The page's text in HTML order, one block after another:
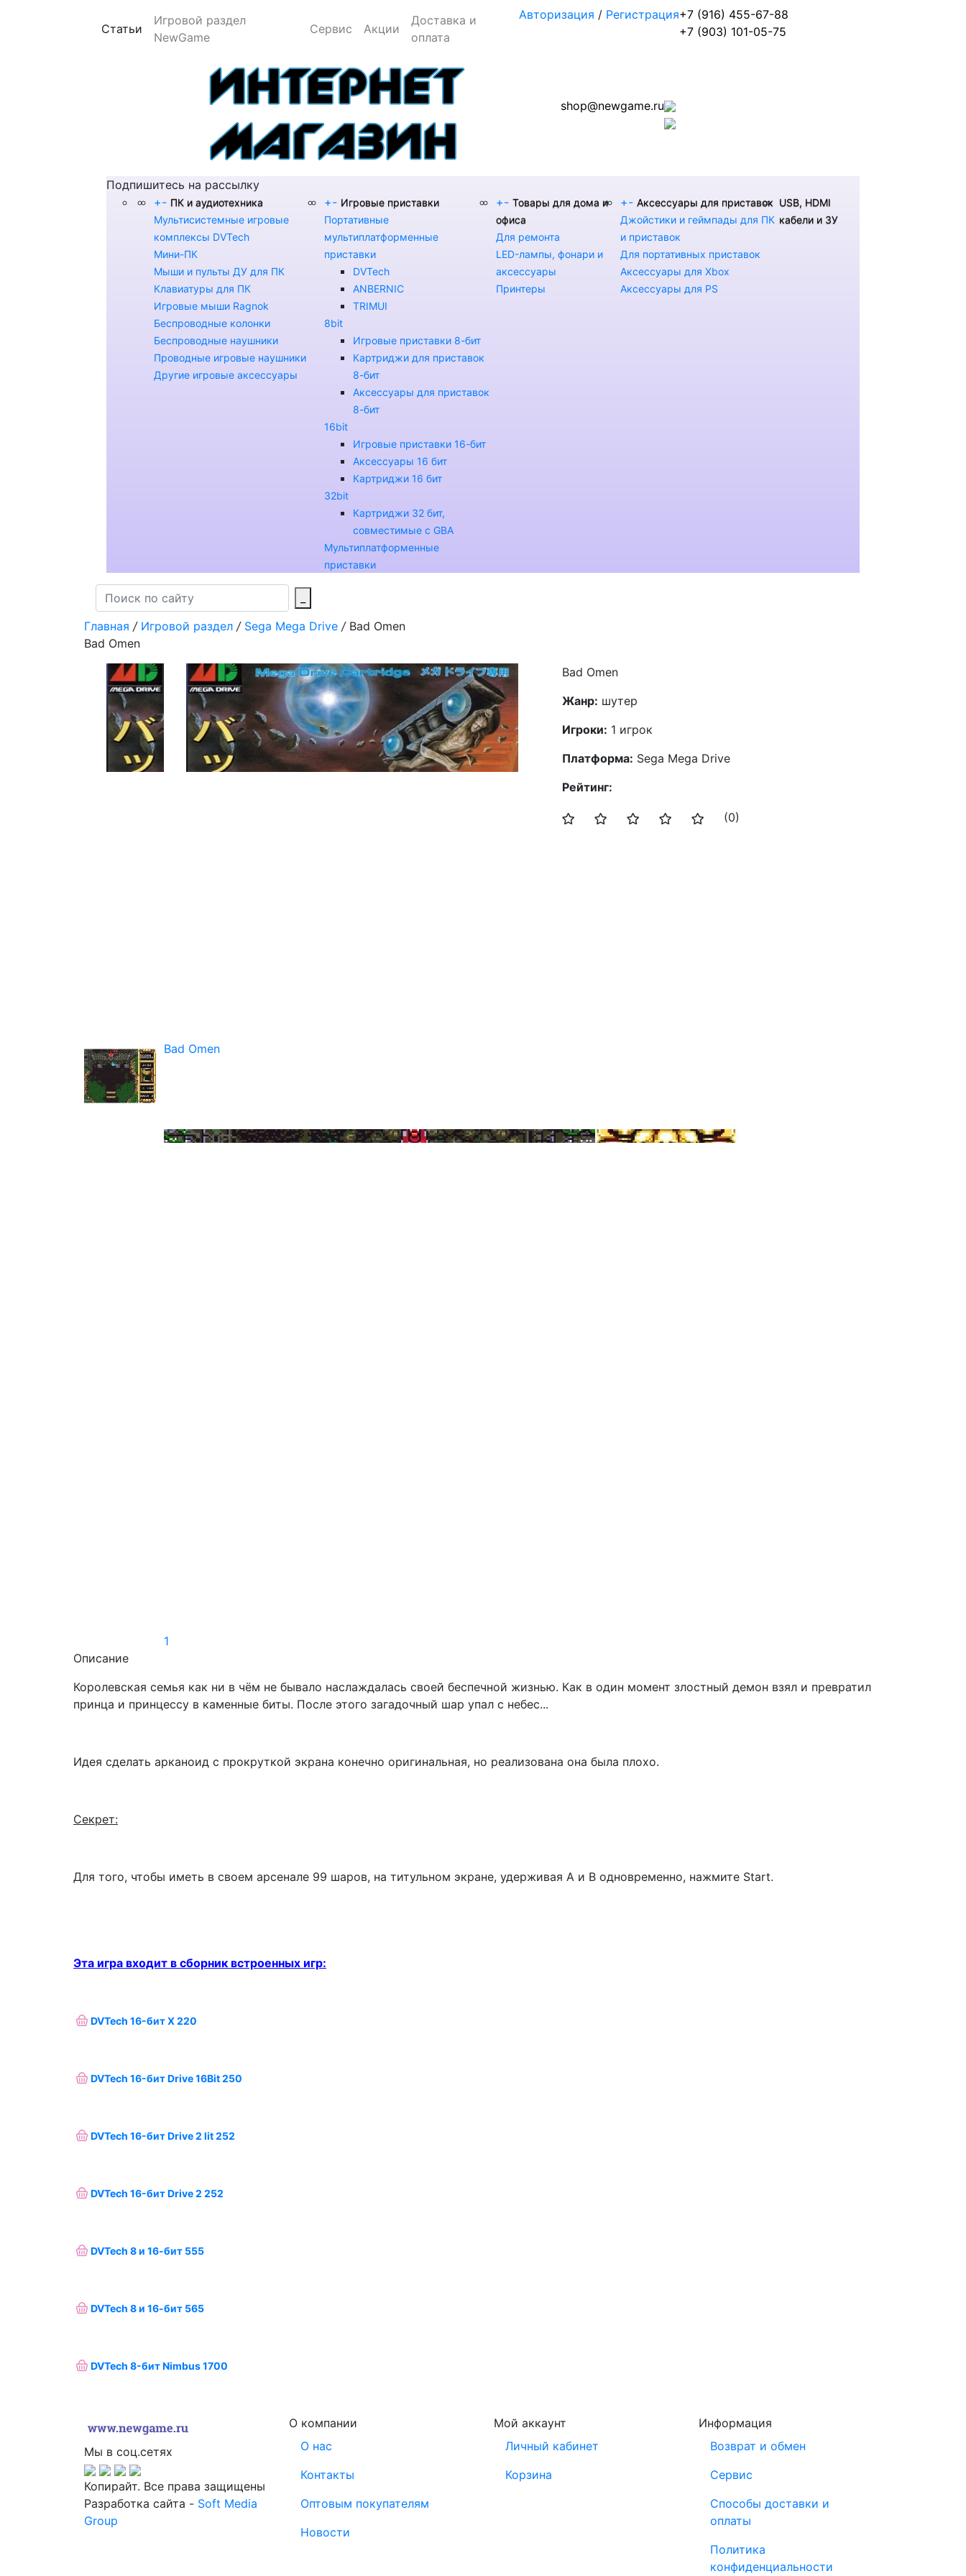
Статьи (current)
Игровой раздел
NewGame
Сервис Акции
Доставка и
оплата
Авторизация / Регистрация+7 (916) 455-67-88
+7 (903) 101-05-75
shop@newgame.ru
Подпишитесь на рассылку
+- ПК и аудиотехника
Мультисистемные игровые
комплексы DVTech
Мини-ПК
Мыши и пульты ДУ для ПК
Клавиатуры для ПК
Игровые мыши Ragnok
Беспроводные колонки
Беспроводные наушники
Проводные игровые наушники
Другие игровые аксессуары
+- Игровые приставки
Портативные
мультиплатформенные
приставки
DVTech
ANBERNIC
TRIMUI
8bit
Игровые приставки 8-бит
Картриджи для приставок
8-бит
Аксессуары для приставок
8-бит
16bit
Игровые приставки 16-бит
Аксессуары 16 бит
Картриджи 16 бит
32bit
Картриджи 32 бит,
совместимые с GBA
Мультиплатформенные
приставки
+- Товары для дома и
офиса
Для ремонта
LED-лампы, фонари и
аксессуары
Принтеры
+- Аксессуары для приставок
Джойстики и геймпады для ПК
и приставок
Для портативных приставок
Аксессуары для Xbox
Аксессуары для PS
USB, HDMI
кабели и ЗУ
Главная / Игровой раздел / Sega Mega Drive / Bad Omen
Bad Omen
Bad Omen
1
Bad Omen
Жанр: шутер
Игроки: 1 игрок
Платформа: Sega Mega Drive
Рейтинг:
(0)
Описание
Королевская семья как ни в чём не бывало наслаждалась своей беспечной жизнью. Как в один момент злостный демон взял и превратил
принца и принцессу в каменные биты. После этого загадочный шар упал с небес...
Идея сделать арканоид с прокруткой экрана конечно оригинальная, но реализована она была плохо.
Секрет:
Для того, чтобы иметь в своем арсенале 99 шаров, на титульном экране, удерживая А и В одновременно, нажмите Start.
Эта игра входит в сборник встроенных игр:
DVTech 16-бит X 220
DVTech 16-бит Drive 16Bit 250
DVTech 16-бит Drive 2 lit 252
DVTech 16-бит Drive 2 252
DVTech 8 и 16-бит 555
DVTech 8 и 16-бит 565
DVTech 8-бит Nimbus 1700
Мы в соц.сетях
Копирайт. Все права защищены
Разработка сайта - Soft Media
Group
О компании
О нас
Контакты
Оптовым покупателям
Новости
Мой аккаунт
Личный кабинет
Корзина
Информация
Возврат и обмен
Сервис
Способы доставки и
оплаты
Политика
конфиденциальности